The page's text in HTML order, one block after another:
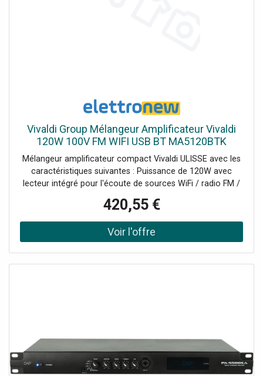
Vivaldi Group Mélangeur Amplificateur Vivaldi
120W 100V FM WIFI USB BT MA5120BTK
Mélangeur amplificateur compact Vivaldi ULISSE avec les
caractéristiques suivantes : Puissance de 120W avec
lecteur intégré pour l'écoute de sources WiFi / radio FM /
incluseAlimentation électrique AC110-240V &
24VdcConsommation 200VA6 entrées mixables +
sourcesCH1 (prioritaire) : micro XLR 5-8mV 600Ω,
alimentation fantôme (sélectionnable) avec fonction
420,55 €